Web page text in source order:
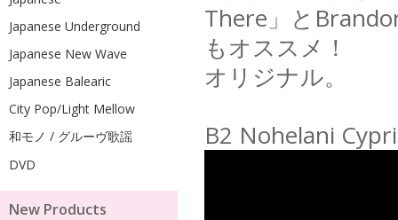
There」と
もオススメ！
オリジナル。
B2 Nohelani
Japanese Underground
Japanese New Wave
Japanese Balearic
City Pop/Light Mellow
和モノ / グルーヴ歌謡
DVD
New Products